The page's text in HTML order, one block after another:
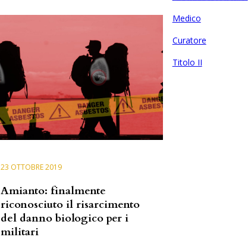
23 OTTOBRE 2019
Amianto: finalmente
riconosciuto il risarcimento
del danno biologico per i
militari
Medico
Curatore
Titolo II